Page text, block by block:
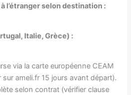
l’étranger selon destination :
Italie, Grèce) :
via la carte européenne CEAM
sur ameli.fr 15 jours avant départ).
selon contrat (vérifier clause